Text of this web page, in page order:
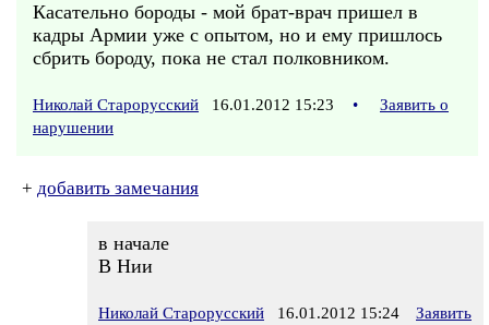
Касательно бороды - мой брат-врач пришел в
кадры Армии уже с опытом, но и ему пришлось
сбрить бороду, пока не стал полковником.
Николай Старорусский 16.01.2012 15:23 •
Заявить о
нарушении
+ добавить замечания
в начале
В Нии
Николай Старорусский 16.01.2012 15:24
Заявить